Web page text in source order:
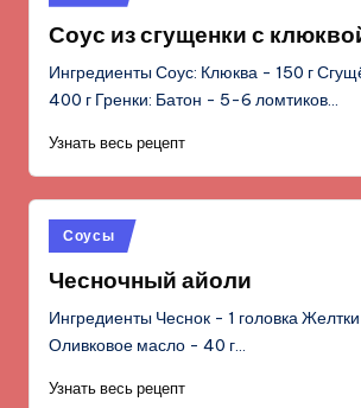
в
Соус из сгущенки с
Ингредиенты Соус: Клюква - 150 г
400 г Гренки: Батон - 5-6 ломтиков…
Узнать весь рецепт
Опубликовано
в
Соусы
Чесночный айоли
Ингредиенты Чеснок - 1 головка
Оливковое масло - 40 г…
Узнать весь рецепт